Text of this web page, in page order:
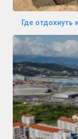
Где отдохнуть